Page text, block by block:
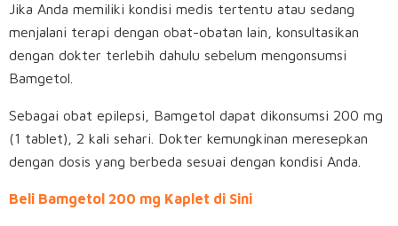
Jika Anda memiliki kondisi medis tertentu atau sedang
menjalani terapi dengan obat-obatan lain, konsultasikan
dengan dokter terlebih dahulu sebelum mengonsumsi
Bamgetol.
Sebagai obat epilepsi, Bamgetol dapat dikonsumsi 200 mg
(1 tablet), 2 kali sehari. Dokter kemungkinan meresepkan
dengan dosis yang berbeda sesuai dengan kondisi Anda.
Beli Bamgetol 200 mg Kaplet di Sini